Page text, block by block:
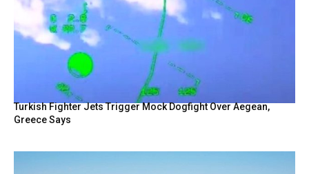
Turkish Fighter Jets Trigger Mock Dogfight Over Aegean,
Greece Says